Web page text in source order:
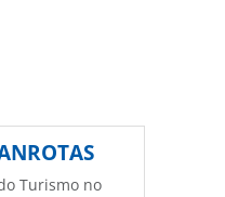
Turismo no